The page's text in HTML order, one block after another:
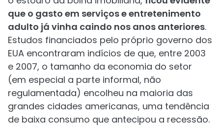
que o gasto em serviços e entretenimento
adulto já vinha caindo nos anos anteriores.
Estudos financiados pelo próprio governo dos
EUA encontraram indícios de que, entre 2003
e 2007, o tamanho da economia do setor
(em especial a parte informal, não
regulamentada) encolheu na maioria das
grandes cidades americanas, uma tendência
de baixa consumo que antecipou a recessão.